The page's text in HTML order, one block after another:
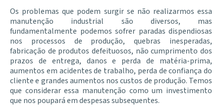
Os problemas que podem surgir se não realizarmos essa
manutenção industrial são diversos, mas
fundamentalmente podemos sofrer paradas dispendiosas
nos processos de produção, quebras inesperadas,
fabricação de produtos defeituosos, não cumprimento dos
prazos de entrega, danos e perda de matéria-prima,
aumentos em acidentes de trabalho, perda de confiança do
cliente e grandes aumentos nos custos de produção. Temos
que considerar essa manutenção como um investimento
que nos poupará em despesas subsequentes.